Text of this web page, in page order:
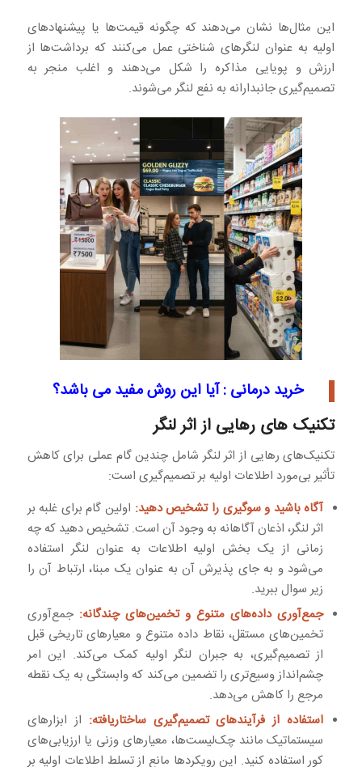
این مثال‌ها نشان می‌دهند که چگونه قیمت‌ها یا پیشنهادهای
اولیه به عنوان لنگرهای شناختی عمل می‌کنند که برداشت‌ها از
ارزش و پویایی مذاکره را شکل می‌دهند و اغلب منجر به
تصمیم‌گیری جانبدارانه به نفع لنگر می‌شوند.
خرید درمانی : آیا این روش مفید می باشد؟
تکنیک های رهایی از اثر لنگر
تکنیک‌های رهایی از اثر لنگر شامل چندین گام عملی برای کاهش
تأثیر بی‌مورد اطلاعات اولیه بر تصمیم‌گیری است:
آگاه باشید و سوگیری را تشخیص دهید: اولین گام برای غلبه بر
اثر لنگر، اذعان آگاهانه به وجود آن است. تشخیص دهید که چه
زمانی از یک بخش اولیه اطلاعات به عنوان لنگر استفاده
می‌شود و به جای پذیرش آن به عنوان یک مبنا، ارتباط آن را
زیر سوال ببرید.
جمع‌آوری داده‌های متنوع و تخمین‌های چندگانه: جمع‌آوری
تخمین‌های مستقل، نقاط داده متنوع و معیارهای تاریخی قبل
از تصمیم‌گیری، به جبران لنگر اولیه کمک می‌کند. این امر
چشم‌انداز وسیع‌تری را تضمین می‌کند که وابستگی به یک نقطه
مرجع را کاهش می‌دهد.
استفاده از فرآیندهای تصمیم‌گیری ساختاریافته: از ابزارهای
سیستماتیک مانند چک‌لیست‌ها، معیارهای وزنی یا ارزیابی‌های
کور استفاده کنید. این رویکردها مانع از تسلط اطلاعات اولیه بر